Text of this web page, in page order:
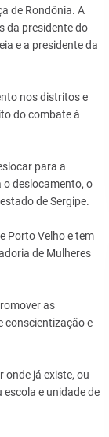
de Rondônia. A
da presidente do
e a presidente da
nos distritos e
do combate à
para a
deslocamento, o
de Sergipe.
Porto Velho e tem
de Mulheres
as
conscientização e
onde já existe, ou
e unidade de